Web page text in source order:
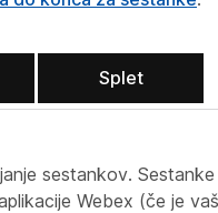
Splet
sestankov.
Webex (če je